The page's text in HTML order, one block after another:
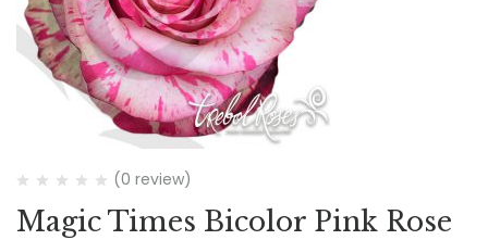
(0 review)
Magic Times Bicolor Pink Rose